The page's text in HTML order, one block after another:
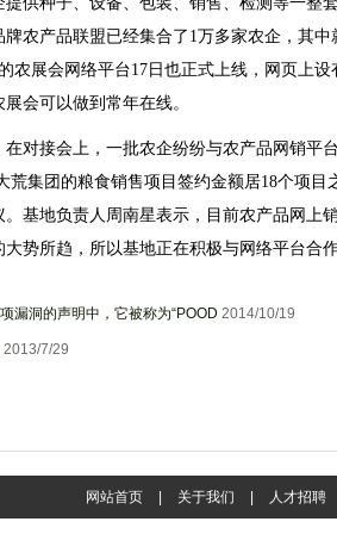
农产品联盟已经集合了1万多家农企，其中
农展会网络平台17日也正式上线，网页上
会可以做到常年在线。
接会上，一批农企纷纷与农产品网销平
荒集团的粮食销售项目签约金额居18个项
基地负责人周南星表示，目前农产品网上
势所趋，所以基地正在积极与网络平台合
漏洞的声明中，它被称为“POOD 2014/10/19
2013/7/29
网站首页 关于我们 人才招聘